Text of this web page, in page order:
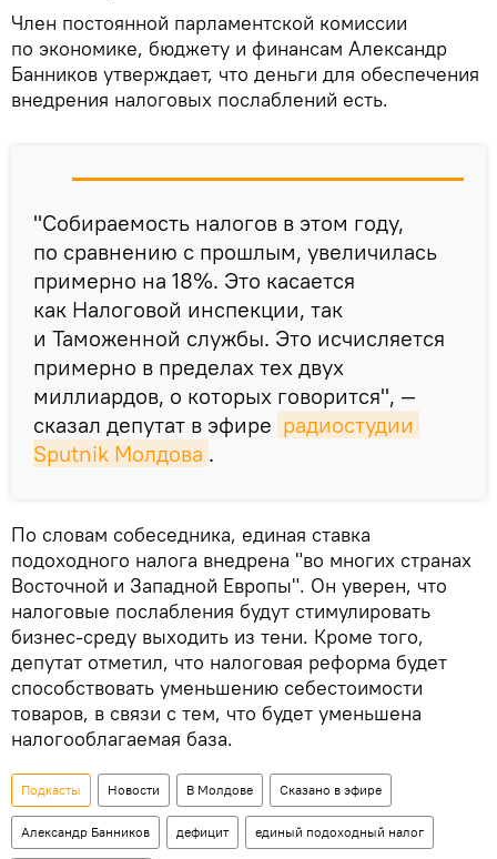
Член постоянной парламентской комиссии
по экономике, бюджету и финансам Александр
Банников утверждает, что деньги для обеспечения
внедрения налоговых послаблений есть.
"Собираемость налогов в этом году,
по сравнению с прошлым, увеличилась
примерно на 18%. Это касается
как Налоговой инспекции, так
и Таможенной службы. Это исчисляется
примерно в пределах тех двух
миллиардов, о которых говорится", —
сказал депутат в эфире радиостудии
Sputnik Молдова .
По словам собеседника, единая ставка
подоходного налога внедрена "во многих странах
Восточной и Западной Европы". Он уверен, что
налоговые послабления будут стимулировать
бизнес-среду выходить из тени. Кроме того,
депутат отметил, что налоговая реформа будет
способствовать уменьшению себестоимости
товаров, в связи с тем, что будет уменьшена
налогооблагаемая база.
Подкасты Новости В Молдове Сказано в эфире
Александр Банников дефицит единый подоходный налог